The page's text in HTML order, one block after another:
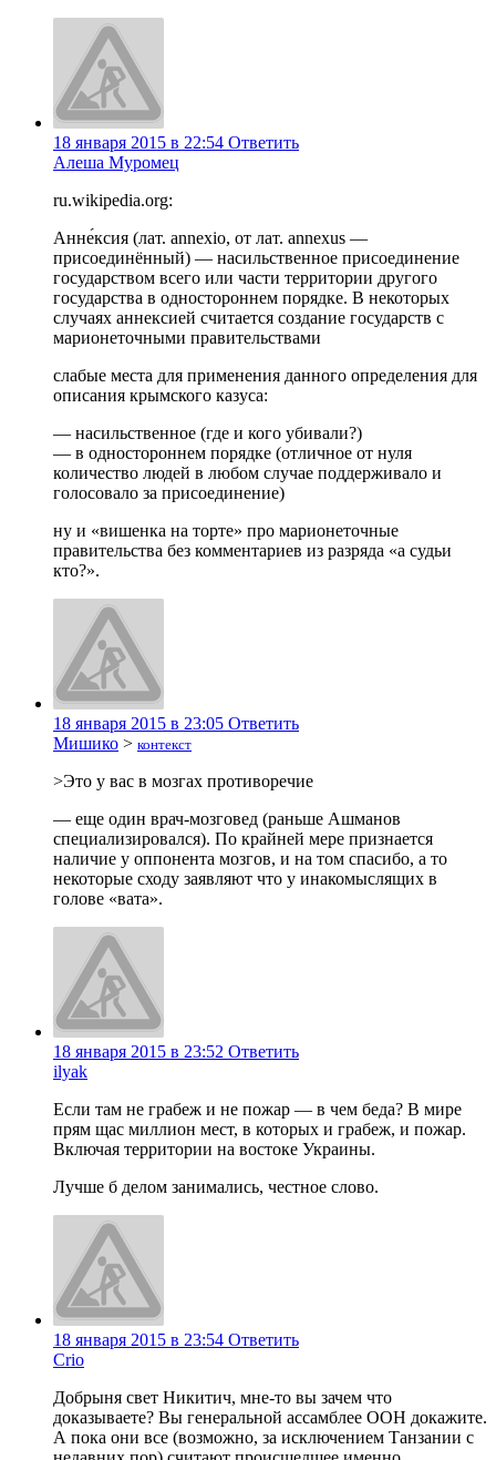
18 января 2015 в 22:54 Ответить
Алеша Муромец
ru.wikipedia.org:
Анне́ксия (лат. annexio, от лат. annexus —
присоединённый) — насильственное присоединение
государством всего или части территории другого
государства в одностороннем порядке. В некоторых
случаях аннексией считается создание государств с
марионеточными правительствами
слабые места для применения данного определения для
описания крымского казуса:
— насильственное (где и кого убивали?)
— в одностороннем порядке (отличное от нуля
количество людей в любом случае поддерживало и
голосовало за присоединение)
ну и «вишенка на торте» про марионеточные
правительства без комментариев из разряда «а судьи
кто?».
18 января 2015 в 23:05 Ответить
Мишико > контекст
>Это у вас в мозгах противоречие
— еще один врач-мозговед (раньше Ашманов
специализировался). По крайней мере признается
наличие у оппонента мозгов, и на том спасибо, а то
некоторые сходу заявляют что у инакомыслящих в
голове «вата».
18 января 2015 в 23:52 Ответить
ilyak
Если там не грабеж и не пожар — в чем беда? В мире
прям щас миллион мест, в которых и грабеж, и пожар.
Включая территории на востоке Украины.
Лучше б делом занимались, честное слово.
18 января 2015 в 23:54 Ответить
Crio
Добрыня свет Никитич, мне-то вы зачем что
доказываете? Вы генеральной ассамблее ООН докажите.
А пока они все (возможно, за исключением Танзании с